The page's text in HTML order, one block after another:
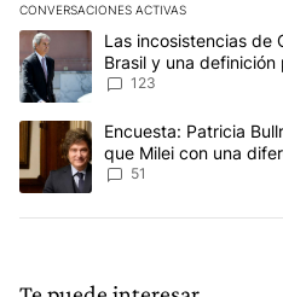
CONVERSACIONES ACTIVAS
Este listado muestra los
Un artículo de tendencia con el
Las incosistencias de
Brasil y una
concepto antiguo"
123
Un artículo de tendencia con el
Encuesta: Patricia
que Milei con una
negativa
51